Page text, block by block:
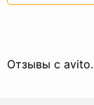
Отзывы с
—